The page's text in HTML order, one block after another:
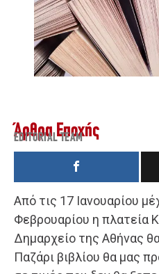
Άρθρα Εποχής
EDITORIAL TEAM
Από τις 17 Ιανουαρίου
Φεβρουαρίου η πλατεία
Δημαρχείο της Αθήνας
Παζάρι βιβλίου θα μας